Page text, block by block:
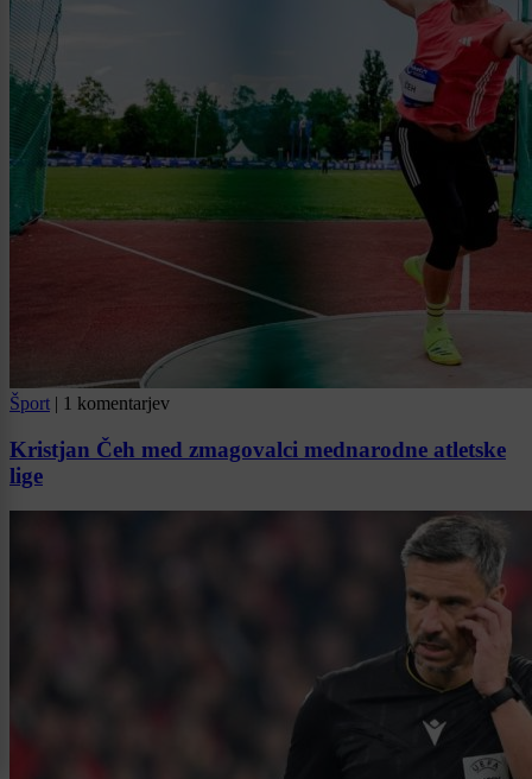
Šport | 1 komentarjev
Kristjan Čeh med zmagovalci mednarodne atletske
lige